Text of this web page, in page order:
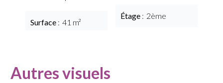
Surface 41 m²
Étage 2ème
Autres visuels